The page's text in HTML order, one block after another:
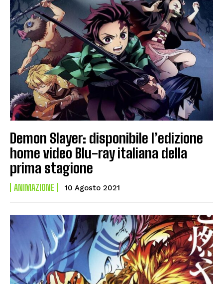
Demon Slayer: disponibile l’edizione
home video Blu-ray italiana della
prima stagione
ANIMAZIONE 10 Agosto 2021